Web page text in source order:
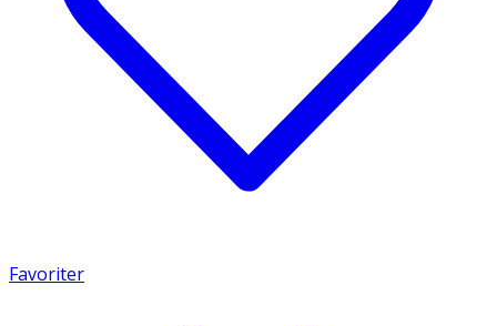
Favoriter